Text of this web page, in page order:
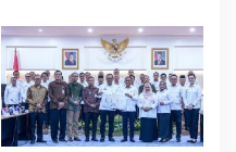
“Tak Boleh Ada Wilayah
yang Tertinggal”